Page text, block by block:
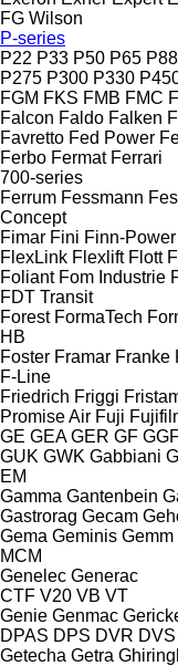
FG Wilson
P-series
P22 P33 P50 P65 P88
P275 P300 P330
FGM FKS FMB FMC
Falcon Faldo Falken
Favretto Fed Power
Ferbo Fermat Ferrari
700-series
Ferrum Fessmann
Concept
Fimar Fini Finn-Power
FlexLink Flexlift Flott
Foliant Fom Industrie
FDT Transit
Forest FormaTech
HB
Foster Framar Franke
F-Line
Friedrich Friggi
Promise Air Fuji
GE GEA GER GF
GUK GWK Gabbiani
EM
Gamma Gantenbein
Gastrorag Gecam
Gema Geminis Gemm
MCM
Genelec Generac
CTF V20 VB VT
Genie Genmac
DPAS DPS DVR DVS
Getecha Getra